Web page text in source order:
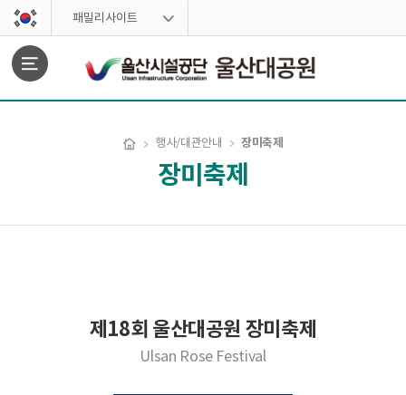
스킵네비게이션
패밀리사이트
행사/대관안내 장미축제
장미축제
제18회 울산대공원 장미축제
Ulsan Rose Festival